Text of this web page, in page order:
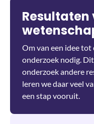
Resultaten
Om van een idee tot
onderzoek nodig.
onderzoek andere
leren we daar veel
een stap vooruit.